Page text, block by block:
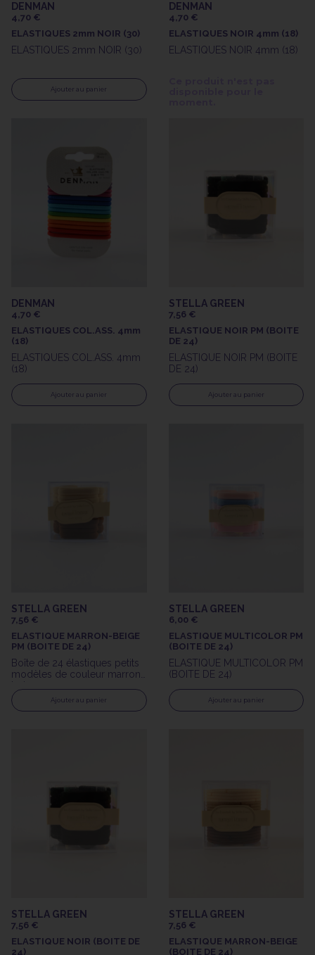
DENMAN
4,70 €
ELASTIQUES 2mm NOIR (30)
ELASTIQUES 2mm NOIR (30)
Ajouter au panier
DENMAN
4,70 €
ELASTIQUES NOIR 4mm (18)
ELASTIQUES NOIR 4mm (18)
DENMAN
4,70 €
ELASTIQUES COL.ASS. 4mm
(18)
ELASTIQUES COL.ASS. 4mm
(18)
Ajouter au panier
STELLA GREEN
7,56 €
ELASTIQUE NOIR PM (BOITE
DE 24)
ELASTIQUE NOIR PM (BOITE
DE 24)
Ajouter au panier
STELLA GREEN
7,56 €
ELASTIQUE MARRON-BEIGE
PM (BOITE DE 24)
Boîte de 24 élastiques petits
modèles de couleur marron-
beige
Ajouter au panier
STELLA GREEN
6,00 €
ELASTIQUE MULTICOLOR PM
(BOITE DE 24)
ELASTIQUE MULTICOLOR PM
(BOITE DE 24)
Ajouter au panier
STELLA GREEN
7,56 €
ELASTIQUE NOIR (BOITE DE
24)
STELLA GREEN
7,56 €
ELASTIQUE MARRON-BEIGE
(BOITE DE 24)